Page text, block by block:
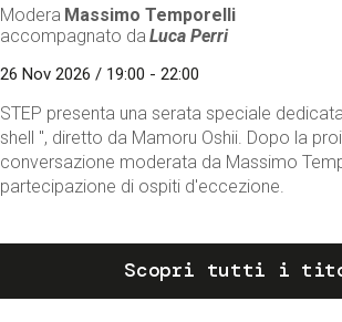
Modera Massimo Temporelli
accompagnato da Luca Perri
26 Nov 2026 / 19:00 - 22:00
STEP presenta una serata speciale
shell ", diretto da Mamoru Oshii. Dopo la
conversazione moderata da Massimo
partecipazione di ospiti d'eccezione.
Scopri tutti i